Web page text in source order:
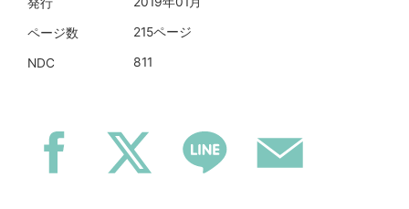
ページ数 215ページ
NDC 811